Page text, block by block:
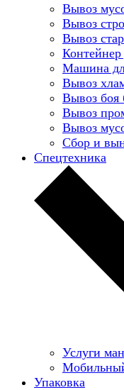
Вывоз
Вывоз
Вывоз
Контейнер
Машина
Вывоз
Вывоз боя
Вывоз
Вывоз
Сбор и
Спецтехника
Услуги
Упаковка